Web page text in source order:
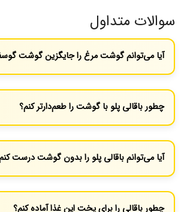
سوالات متداول
آیا می‌توانم گوشت مرغ را جایگزین گوشت
گوشت گوسفندی طعم و عطر خاص‌تری به این
چطور باقالی پلو با گوشت را طعم‌دارتر کنم؟
غذا را بهتر کند.
آیا می‌توانم باقالی پلو را بدون گوشت درست
گوشت از نخود فرنگی یا سبزیجات استفاده کنید.
چطور باقالی را برای پخت این غذا آماده کنم؟